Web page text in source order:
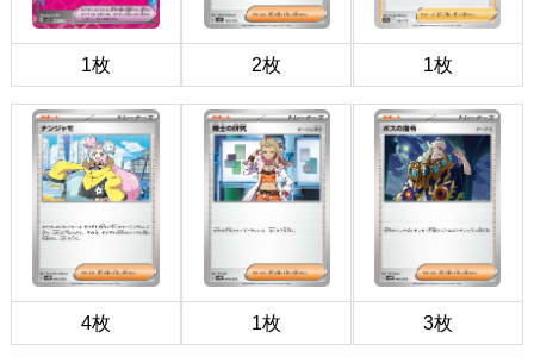
1枚 2枚 1枚
4枚 1枚 3枚